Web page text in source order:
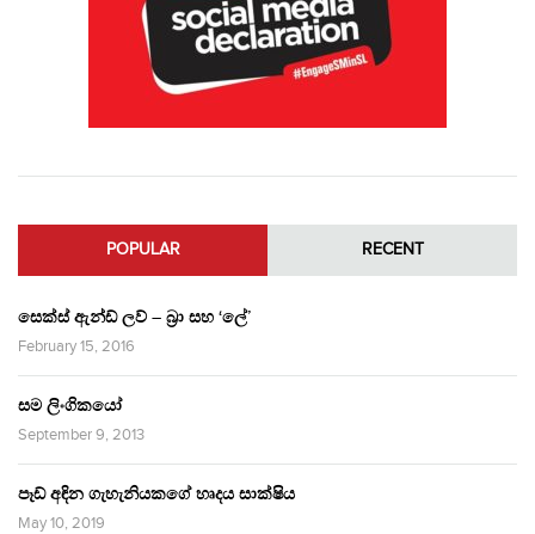
POPULAR RECENT
සෙක්ස් ඇන්ඩ් ලව් – බ්‍රා සහ ‘ලේ’
February 15, 2016
සම ලිංගිකයෝ
September 9, 2013
පෑඩ් අඳින ගැහැනියකගේ හෘදය සාක්ෂිය
May 10, 2019